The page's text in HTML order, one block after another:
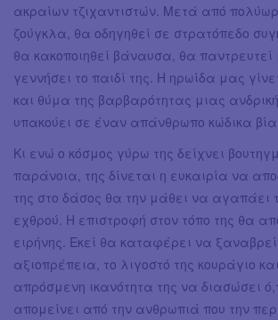
ακραίων τζιχαντιστών. Μετά από
ζούγκλα, θα οδηγηθεί σε στρατόπεδο
θα κακοποιηθεί βάναυσα, θα παντρευτεί
γεννήσει το παιδί της. Η ηρωίδα μας
και θύμα της βαρβαρότητας μιας
υπακούει σε έναν απάνθρωπο κώδικα
Κι ενώ ο κόσμος γύρω της δείχνει
παράνοια, της δίνεται η ευκαιρία να
της στο δάσος θα την μάθει να αγαπάει
εχθρού. Η επιστροφή στον τόπο της θα
ειρήνης. Εκεί θα καταφέρει να
αξιοπρέπεια, το λιγοστό της κουράγιο
απρόσμενη ικανότητα της να διασώσει
απομείνει από την ανθρωπιά που την